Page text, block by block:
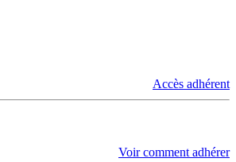
Accès adhérent
Voir comment adhérer